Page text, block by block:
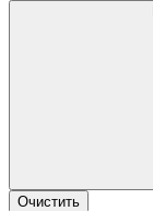
Очистить